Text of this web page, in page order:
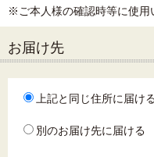
※ご本人様の確認時等に使用
お届け先
上記と同じ住所に届け
別のお届け先に届ける